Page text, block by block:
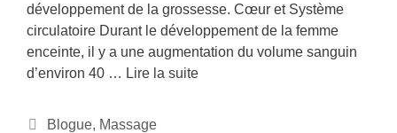
développement de la grossesse. Cœur et Système
circulatoire Durant le développement de la femme
enceinte, il y a une augmentation du volume sanguin
d’environ 40 … Lire la suite
Blogue, Massage